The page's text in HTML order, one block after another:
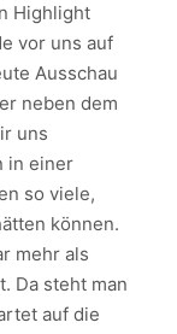
Highlight
vor uns auf
Ausschau
neben dem
uns
in einer
so viele,
können.
mehr als
Da steht man
auf die